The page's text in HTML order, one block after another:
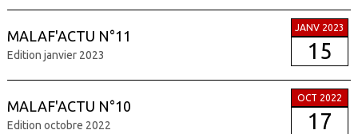
MALAF'ACTU N°11
Edition janvier 2023
JANV 2023
15
MALAF'ACTU N°10
Edition octobre 2022
OCT 2022
17